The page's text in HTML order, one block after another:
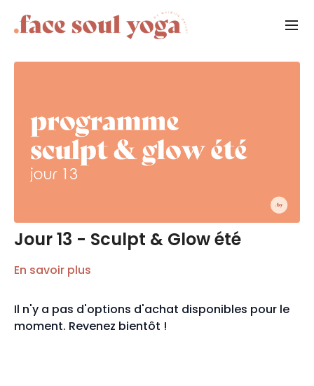
Jour 13 - Sculpt & Glow été
En savoir plus
Il n'y a pas d'options d'achat disponibles pour le
moment. Revenez bientôt !